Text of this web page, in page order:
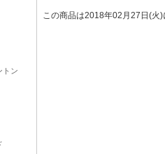
トン
この商品は2018年02月27日(火